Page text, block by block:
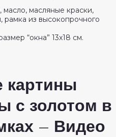
масло, масляные краски,
рамка из высокопрочного
“окна” 13х18 см.
картины
с золотом в
– Видео